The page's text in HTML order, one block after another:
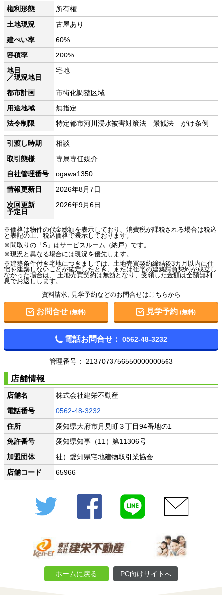
権利形態
所有権
土地現況
古屋あり
建ぺい率
60%
容積率
200%
地目
／現況地目
宅地
都市計画
市街化調整区域
用途地域
無指定
法令制限
特定都市河川浸水被害対策法 景観法 がけ条例
引渡し時期
相談
取引態様
専属専任媒介
自社管理番号
ogawa1350
情報更新日
2026年8月7日
次回更新
予定日
2026年9月6日
※価格は物件の代金総額を表示しており、消費税が課税される場合は税込
と表記の上、税込価格で表示しております。
※間取りの「S」はサービスルーム（納戸）です。
※現況と異なる場合には現況を優先します。
※建築条件付き宅地につきましては、土地売買契約締結後3カ月以内に住
宅を建築しないことが確定したとき、または住宅の建築請負契約が成立し
なかった場合は、 土地売買契約は無効となり、受領した金額は全額無利
息でお返しします。
資料請求, 見学予約などのお問合せはこちらから
お問合せ (無料) 見学予約(無料)
電話お問合せ： 0562-48-3232
管理番号： 2137073756550000000563
店舗情報
店舗名
株式会社建栄不動産
電話番号
0562-48-3232
住所
愛知県大府市月見町３丁目94番地の1
免許番号
愛知県知事（11）第11306号
加盟団体
社）愛知県宅地建物取引業協会
店舗コード
65966
Twitter Facebook
ホームに戻る PC向けサイトへ